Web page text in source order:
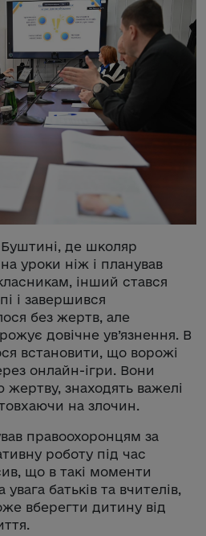
де школяр
уроки ніж і планував
інший стався
і завершився
без жертв, але
довічне ув’язнення. В
встановити, що ворожі
онлайн-ігри. Вони
знаходять важелі
на злочин.
правоохоронцям за
роботу під час
що в такі моменти
батьків та вчителів,
вберегти дитину від